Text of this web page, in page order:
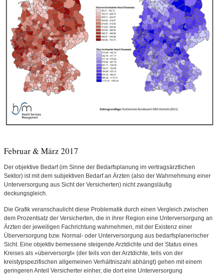
Februar & März 2017
Der objektive Bedarf (im Sinne der Bedarfsplanung im vertragsärztlichen
Sektor) ist mit dem subjektiven Bedarf an Ärzten (also der Wahrnehmung einer
Unterversorgung aus Sicht der Versicherten) nicht zwangsläufig
deckungsgleich.
Die Grafik veranschaulicht diese Problematik durch einen Vergleich zwischen
dem Prozentsatz der Versicherten, die in ihrer Region eine Unterversorgung an
Ärzten der jeweiligen Fachrichtung wahrnehmen, mit der Existenz einer
Überversorgung bzw. Normal- oder Unterversorgung aus bedarfsplanerischer
Sicht. Eine objektiv bemessene steigende Arztdichte und der Status eines
Kreises als »überversorgt« (der teils von der Arztdichte, teils von der
kreistypspezifischen allgemeinen Verhältniszahl abhängt) gehen mit einem
geringeren Anteil Versicherter einher, die dort eine Unterversorgung